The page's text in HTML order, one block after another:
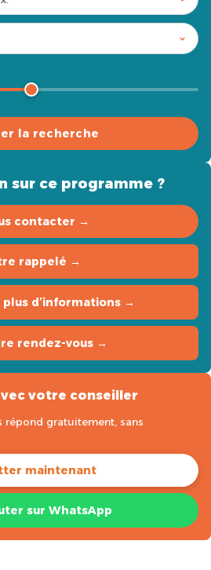
la recherche
sur ce programme ?
contacter →
rappelé →
d’informations →
rendez-vous →
votre conseiller
répond gratuitement, sans
maintenant
sur WhatsApp